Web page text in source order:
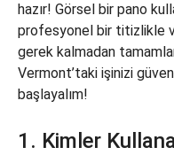
hazır! Görsel bir pano
profesyonel bir titizlikle
gerek kalmadan
Vermont’taki işinizi
başlayalım!
1. Kimler